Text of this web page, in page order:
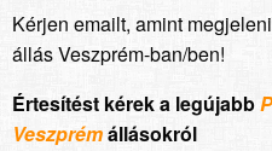
Kérjen emailt, amint
állás Veszprém-ban/ben!
Értesítést kérek a legújabb
Veszprémállásokról